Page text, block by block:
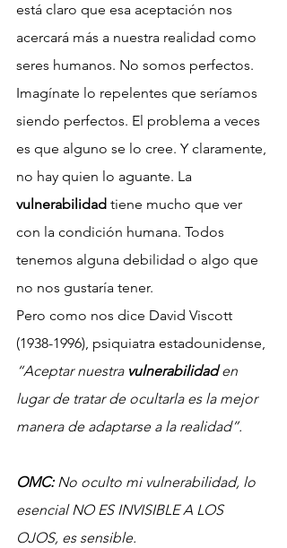
está claro que esa aceptación nos
acercará más a nuestra realidad como
seres humanos. No somos perfectos.
Imagínate lo repelentes que seríamos
siendo perfectos. El problema a veces
es que alguno se lo cree. Y claramente,
no hay quien lo aguante. La
vulnerabilidad tiene mucho que ver
con la condición humana. Todos
tenemos alguna debilidad o algo que
no nos gustaría tener.
Pero como nos dice David Viscott
(1938-1996), psiquiatra estadounidense,
“Aceptar nuestra vulnerabilidad en
lugar de tratar de ocultarla es la mejor
manera de adaptarse a la realidad”.
OMC: No oculto mi vulnerabilidad, lo
esencial NO ES INVISIBLE A LOS
OJOS, es sensible.